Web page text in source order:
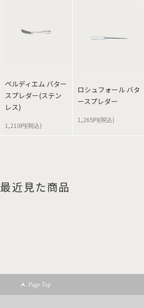
ペルディエム バター
スプレダー(ステン
レス)
1,210円(税込)
ロシュフォール バタ
ースプレダー
1,265円(税込)
最近見た商品
Page Top